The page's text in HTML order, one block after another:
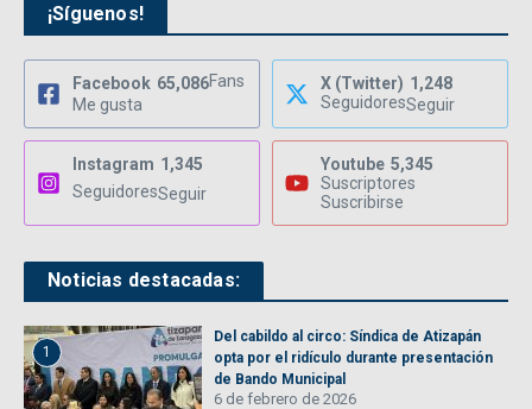
¡Síguenos!
Facebook 65,086Fans
Me gusta
X (Twitter) 1,248
SeguidoresSeguir
Instagram 1,345
SeguidoresSeguir
Youtube 5,345
Suscriptores
Suscribirse
Noticias destacadas:
1
Del cabildo al circo: Síndica de Atizapán
opta por el ridículo durante presentación
de Bando Municipal
6 de febrero de 2026